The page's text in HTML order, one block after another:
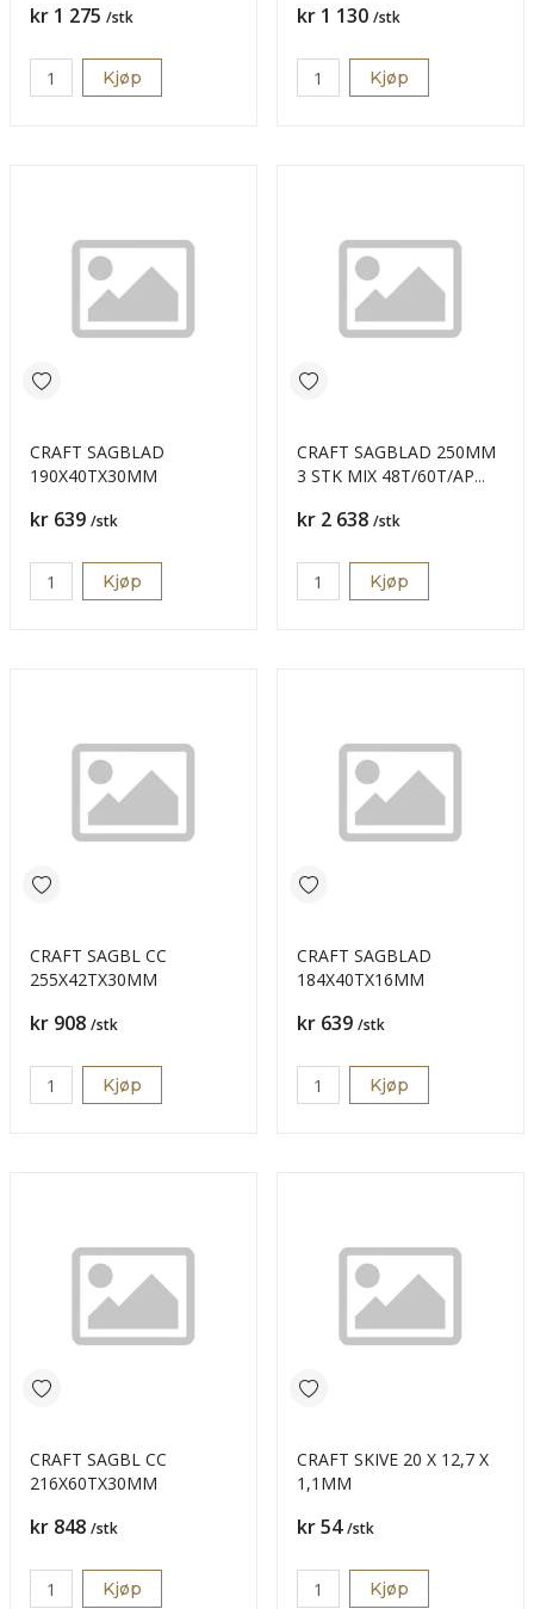
Pris
kr 1 275 /stk
Kjøp
Pris
kr 1 130 /stk
Kjøp
CRAFT SAGBLAD
190X40TX30MM
Pris
kr 639 /stk
Kjøp
CRAFT SAGBLAD 250MM
3 STK MIX 48T/60T/AP
Pris
kr 2 638 /stk
Kjøp
CRAFT SAGBL CC
255X42TX30MM
Pris
kr 908 /stk
Kjøp
CRAFT SAGBLAD
184X40TX16MM
Pris
kr 639 /stk
Kjøp
CRAFT SAGBL CC
216X60TX30MM
Pris
kr 848 /stk
Kjøp
CRAFT SKIVE 20 X 12,7 X
1,1MM
Pris
kr 54 /stk
Kjøp